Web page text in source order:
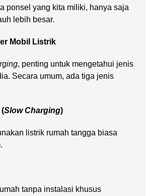
ponsel yang kita miliki, hanya saja
lebih besar.
Mobil Listrik
, penting untuk mengetahui jenis
Secara umum, ada tiga jenis
Slow Charging)
listrik rumah tangga biasa
tanpa instalasi khusus